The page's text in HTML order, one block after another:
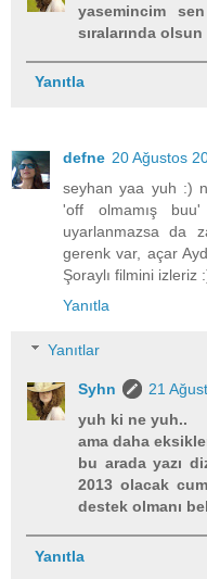
yasemincim
sıralarında olsun
Yanıtla
defne 20 Ağustos
seyhan yaa yuh :)
'off olmamış
uyarlanmazsa da
gerenk var, açar
Şoraylı filmini izleriz
Yanıtla
Yanıtlar
Syhn
21
yuh ki ne yuh..
ama daha
bu arada yazı
2013 olacak
destek olmanı
Yanıtla